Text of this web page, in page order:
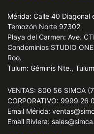
Mérida: Calle 40 Diagonal
Temozón Norte 97302
Playa del Carmen: Ave.
Condominios STUDIO
Roo.
Tulum: Géminis Nte.,
VENTAS: 800 56 SIMCA
CORPORATIVO: 9999 26
Email Mérida:
Email Riviera: